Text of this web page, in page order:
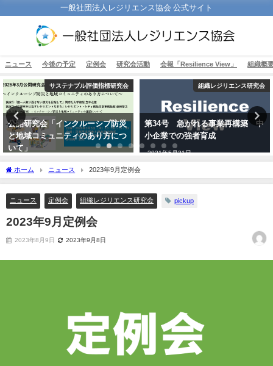
一般社団法人レジリエンス協会 公式サイト
ニュース 今後の予定 定例会 研究会活動 会報「Resilience View」 組織概
サステナブル評価指標研究会
公開研究会「インクルーシブ防災
と地域コミュニティのあり方につ
いて」
組織レジリエンス研究会
第34号 急がれる事業再構築 中
小企業での強者育成
2021年5月31日
ホーム ニュース 2023年9月定例会
ニュース 定例会 組織レジリエンス研究会 pickup
2023年9月定例会
2023年8月9日 2023年9月8日